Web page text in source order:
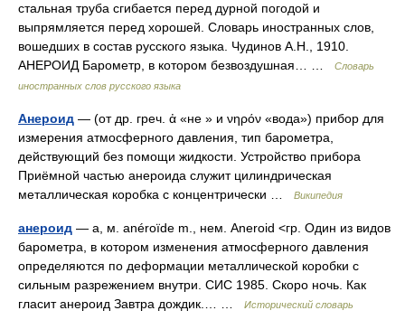
стальная труба сгибается перед дурной погодой и
выпрямляется перед хорошей. Словарь иностранных слов,
вошедших в состав русского языка. Чудинов А.Н., 1910.
АНЕРОИД Барометр, в котором безвоздушная… …
Словарь
иностранных слов русского языка
Анероид — (от др. греч. ἀ «не » и νηρόν «вода») прибор для
измерения атмосферного давления, тип барометра,
действующий без помощи жидкости. Устройство прибора
Приёмной частью анероида служит цилиндрическая
металлическая коробка с концентрически …
Википедия
анероид — а, м. anéroïde m., нем. Aneroid <гр. Один из видов
барометра, в котором изменения атмосферного давления
определяются по деформации металлической коробки с
сильным разрежением внутри. СИС 1985. Скоро ночь. Как
гласит анероид Завтра дождик.… …
Исторический словарь